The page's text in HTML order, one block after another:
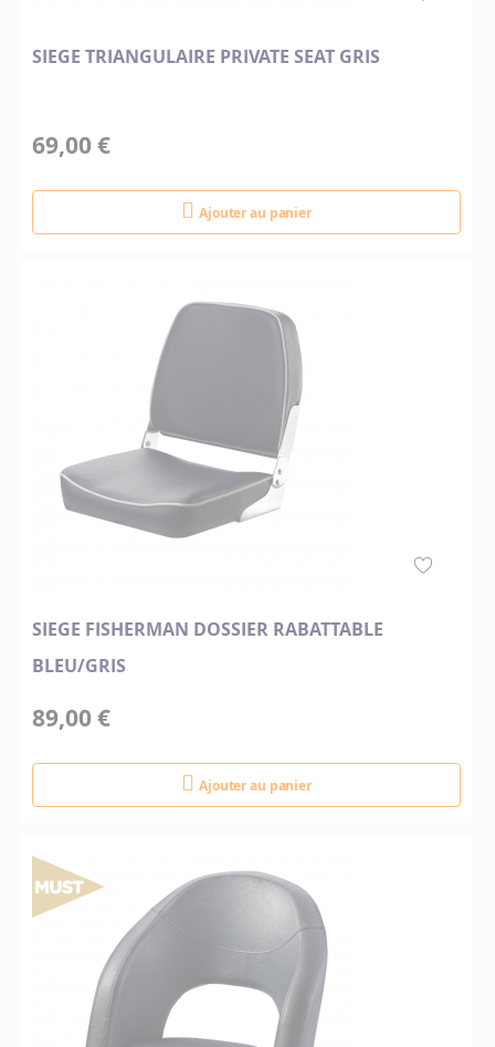
SIEGE TRIANGULAIRE PRIVATE SEAT GRIS
69,00 €
Ajouter au panier
SIEGE FISHERMAN DOSSIER RABATTABLE
BLEU/GRIS
89,00 €
Ajouter au panier